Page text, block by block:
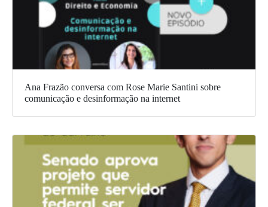
Ana Frazão conversa com Rose Marie Santini sobre
comunicação e desinformação na internet